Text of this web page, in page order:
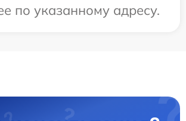
по указанному адресу.